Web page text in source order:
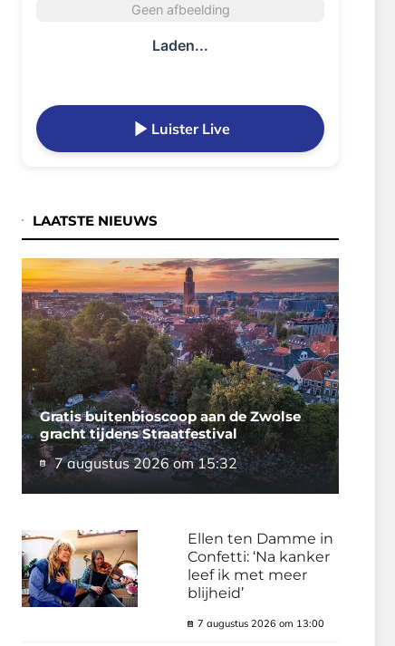
Geen afbeelding
Laden...
Luister Live
LAATSTE NIEUWS
Gratis buitenbioscoop aan de Zwolse
gracht tijdens Straatfestival
7 augustus 2026 om 15:32
Ellen ten Damme in
Confetti: ‘Na kanker
leef ik met meer
blijheid’
7 augustus 2026 om 13:00